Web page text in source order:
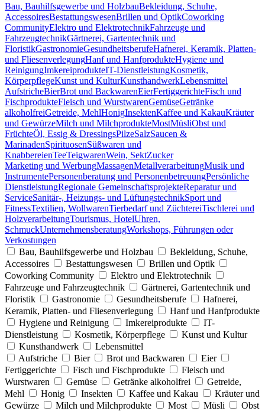
Bau, Bauhilfsgewerbe und HolzbauBekleidung, Schuhe,
AccessoiresBestattungswesenBrillen und OptikCoworking
CommunityElektro und ElektrotechnikFahrzeuge und
FahrzeugtechnikGärtnerei, Gartentechnik und
FloristikGastronomieGesundheitsberufeHafnerei, Keramik, Platten-
und FliesenverlegungHanf und HanfprodukteHygiene und
ReinigungImkereiprodukteIT-DienstleistungKosmetik,
KörperpflegeKunst und KulturKunsthandwerkLebensmittel
AufstricheBierBrot und BackwarenEierFertiggerichteFisch und
FischprodukteFleisch und WurstwarenGemüseGetränke
alkoholfreiGetreide, MehlHonigInsektenKaffee und KakauKräuter
und GewürzeMilch und MilchprodukteMostMüsliObst und
FrüchteÖl, Essig & DressingsPilzeSalzSaucen &
MarinadenSpirituosenSüßwaren und
KnabbereienTeeTeigwarenWein, SektZucker
Marketing und WerbungMassagenMetallverarbeitungMusik und
InstrumentePersonenberatung und PersonenbetreuungPersönliche
DienstleistungRegionale GemeinschaftsprojekteReparatur und
ServiceSanitär-, Heizungs- und LüftungstechnikSport und
FitnessTextilien, WollwarenTierbedarf und ZüchtereiTischlerei und
HolzverarbeitungTourismus, HotelUhren,
SchmuckUnternehmensberatungWorkshops, Führungen oder
Verkostungen
Bau, Bauhilfsgewerbe und Holzbau
Bekleidung, Schuhe,
Accessoires
Bestattungswesen
Brillen und Optik
Coworking Community
Elektro und Elektrotechnik
Fahrzeuge und Fahrzeugtechnik
Gärtnerei, Gartentechnik und
Floristik
Gastronomie Gesundheitsberufe
Hafnerei,
Keramik, Platten- und Fliesenverlegung
Hanf und Hanfprodukte
Hygiene und Reinigung
Imkereiprodukte
IT-
Dienstleistung
Kosmetik, Körperpflege
Kunst und Kultur
Kunsthandwerk
Lebensmittel
Aufstriche
Bier Brot und Backwaren
Eier
Fertiggerichte
Fisch und Fischprodukte
Fleisch und
Wurstwaren
Gemüse Getränke alkoholfrei
Getreide,
Mehl
Honig Insekten Kaffee und Kakau
Kräuter und
Gewürze
Milch und Milchprodukte Most Müsli
Obst